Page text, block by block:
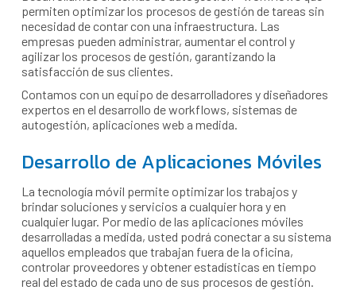
permiten optimizar los procesos de gestión de tareas sin
necesidad de contar con una infraestructura. Las
empresas pueden administrar, aumentar el control y
agilizar los procesos de gestión, garantizando la
satisfacción de sus clientes.
Contamos con un equipo de desarrolladores y diseñadores
expertos en el desarrollo de workflows, sistemas de
autogestión, aplicaciones web a medida.
Desarrollo de Aplicaciones Móviles
La tecnología móvil permite optimizar los trabajos y
brindar soluciones y servicios a cualquier hora y en
cualquier lugar. Por medio de las aplicaciones móviles
desarrolladas a medida, usted podrá conectar a su sistema
aquellos empleados que trabajan fuera de la oficina,
controlar proveedores y obtener estadísticas en tiempo
real del estado de cada uno de sus procesos de gestión.